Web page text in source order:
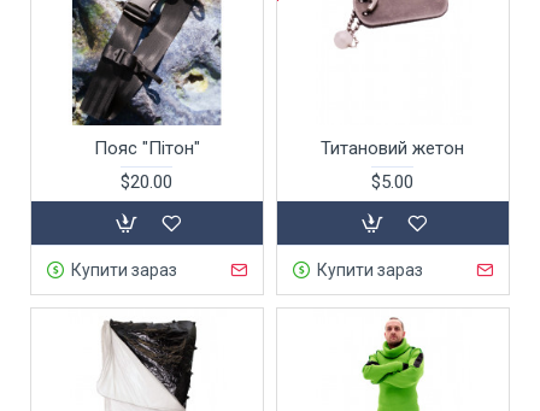
Пояс "Пітон"
$20.00
Купити зараз
Титановий жетон
$5.00
Купити зараз